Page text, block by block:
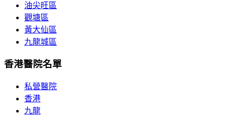
油尖旺區
觀塘區
黃大仙區
九龍城區
香港醫院名單
私營醫院
香港
九龍